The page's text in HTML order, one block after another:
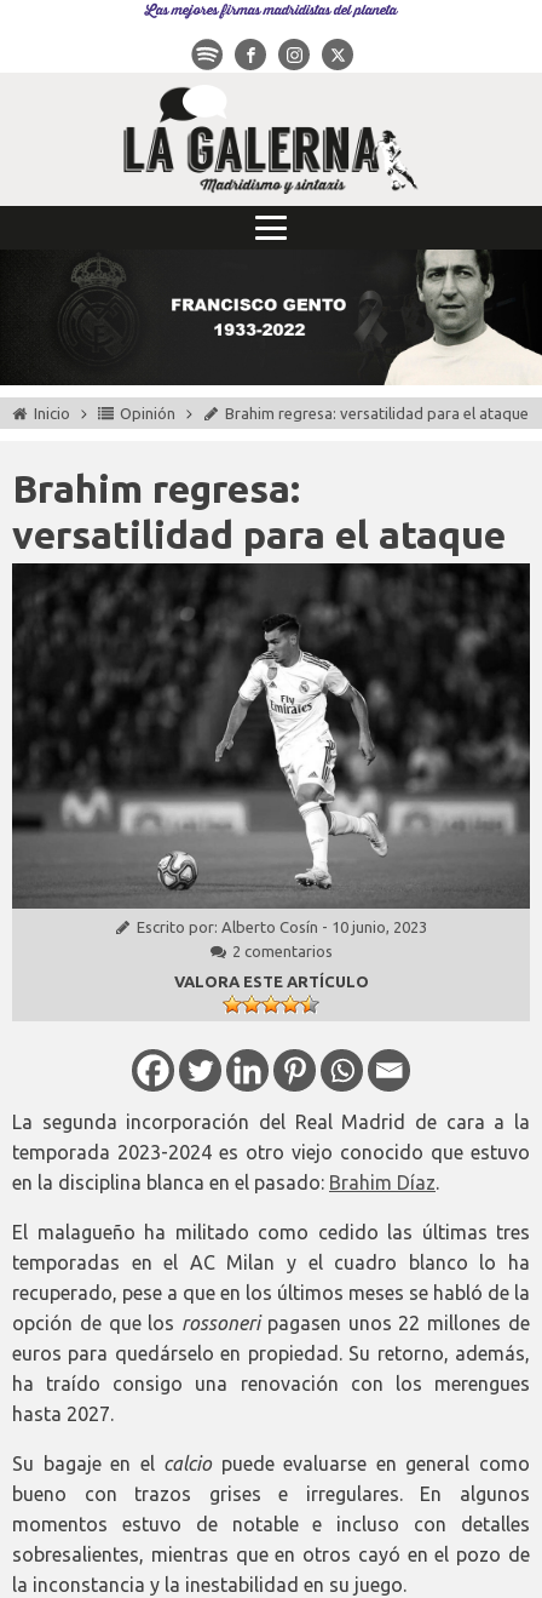
Las mejores firmas madridistas del planeta
Inicio Opinión Brahim regresa: versatilidad para el ataque
Brahim regresa:
versatilidad para el ataque
Escrito por: Alberto Cosín - 10 junio, 2023
2 comentarios
VALORA ESTE ARTÍCULO
La segunda incorporación del Real Madrid de cara a la
temporada 2023-2024 es otro viejo conocido que estuvo
en la disciplina blanca en el pasado: Brahim Díaz.
El malagueño ha militado como cedido las últimas tres
temporadas en el AC Milan y el cuadro blanco lo ha
recuperado, pese a que en los últimos meses se habló de la
opción de que los rossoneripagasen unos 22 millones de
euros para quedárselo en propiedad. Su retorno, además,
ha traído consigo una renovación con los merengues
hasta 2027.
Su bagaje en el calciopuede evaluarse en general como
bueno con trazos grises e irregulares. En algunos
momentos estuvo de notable e incluso con detalles
sobresalientes, mientras que en otros cayó en el pozo de
la inconstancia y la inestabilidad en su juego.